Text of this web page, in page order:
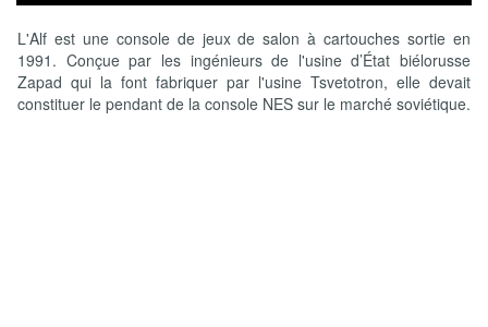
L'Alf est une console de jeux de salon à cartouches sortie en
1991. Conçue par les ingénieurs de l'usine d’État biélorusse
Zapad qui la font fabriquer par l'usine Tsvetotron, elle devait
constituer le pendant de la console NES sur le marché soviétique.